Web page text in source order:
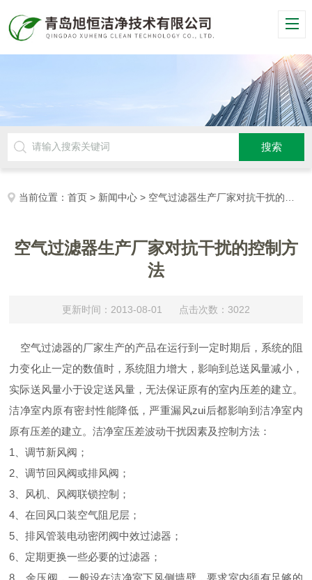
当前位置：首页 > 新闻中心 > 空气过滤器生产厂家对抗干扰的控制方法
空气过滤器生产厂家对抗干扰的控制方
法
更新时间：2013-08-01 点击次数：3022
空气过滤器的厂家生产的产品在运行到一定时期后，系统的阻
力变化止一定的数值时，系统阻力增大，影响到总送风量减小，
实际送风量小于设定送风量，无法保证原有的室内压差的建立。
洁净室内原有密封性能降低，严重漏风zui后都影响到洁净室内
原有压差的建立。洁净室压差波动干扰因素及控制方法：
1、调节新风阀；
2、调节回风阀或排风阀；
3、风机、风阀联锁控制；
4、在回风口装空气阻尼层；
5、排风管装电动密闭阀中效过滤器；
6、定期更换一些必要的过滤器；